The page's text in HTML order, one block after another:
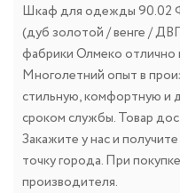
Шкаф для одежды 90.02
(дуб золотой / венге /
фабрики Олмеко отлично
Многолетний опыт в
стильную, комфортную и
сроком службы. Товар
Закажите у нас и
точку города. При
производителя.